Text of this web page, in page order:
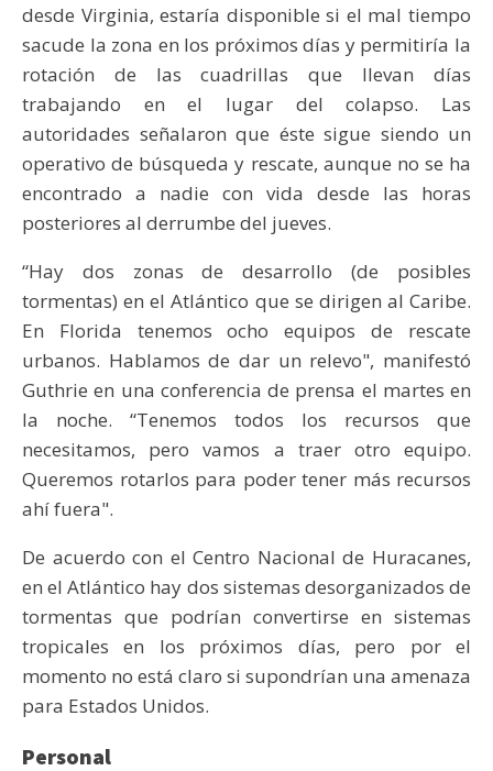
desde Virginia, estaría disponible si el mal tiempo
sacude la zona en los próximos días y permitiría la
rotación de las cuadrillas que llevan días
trabajando en el lugar del colapso. Las
autoridades señalaron que éste sigue siendo un
operativo de búsqueda y rescate, aunque no se ha
encontrado a nadie con vida desde las horas
posteriores al derrumbe del jueves.
“Hay dos zonas de desarrollo (de posibles
tormentas) en el Atlántico que se dirigen al Caribe.
En Florida tenemos ocho equipos de rescate
urbanos. Hablamos de dar un relevo", manifestó
Guthrie en una conferencia de prensa el martes en
la noche. “Tenemos todos los recursos que
necesitamos, pero vamos a traer otro equipo.
Queremos rotarlos para poder tener más recursos
ahí fuera".
De acuerdo con el Centro Nacional de Huracanes,
en el Atlántico hay dos sistemas desorganizados de
tormentas que podrían convertirse en sistemas
tropicales en los próximos días, pero por el
momento no está claro si supondrían una amenaza
para Estados Unidos.
Personal